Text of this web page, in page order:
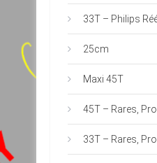
33T – Philips
25cm
Maxi 45T
45T – Rares,
33T – Rares,